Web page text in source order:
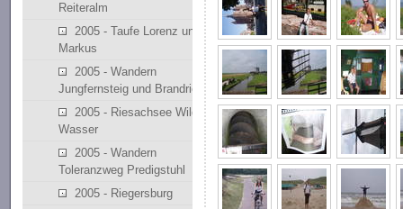
Reiteralm
2005 - Taufe Lorenz und
Markus
2005 - Wandern
Jungfernsteig und Brandriedl
2005 - Riesachsee Wilde
Wasser
2005 - Wandern
Toleranzweg Predigstuhl
2005 - Riegersburg